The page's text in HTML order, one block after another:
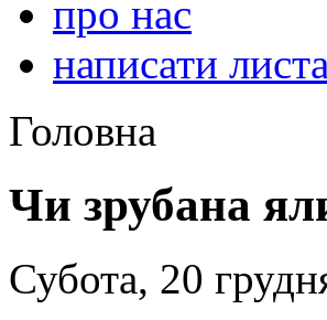
про нас
написати листа
Головна
Чи зрубана
Субота, 20